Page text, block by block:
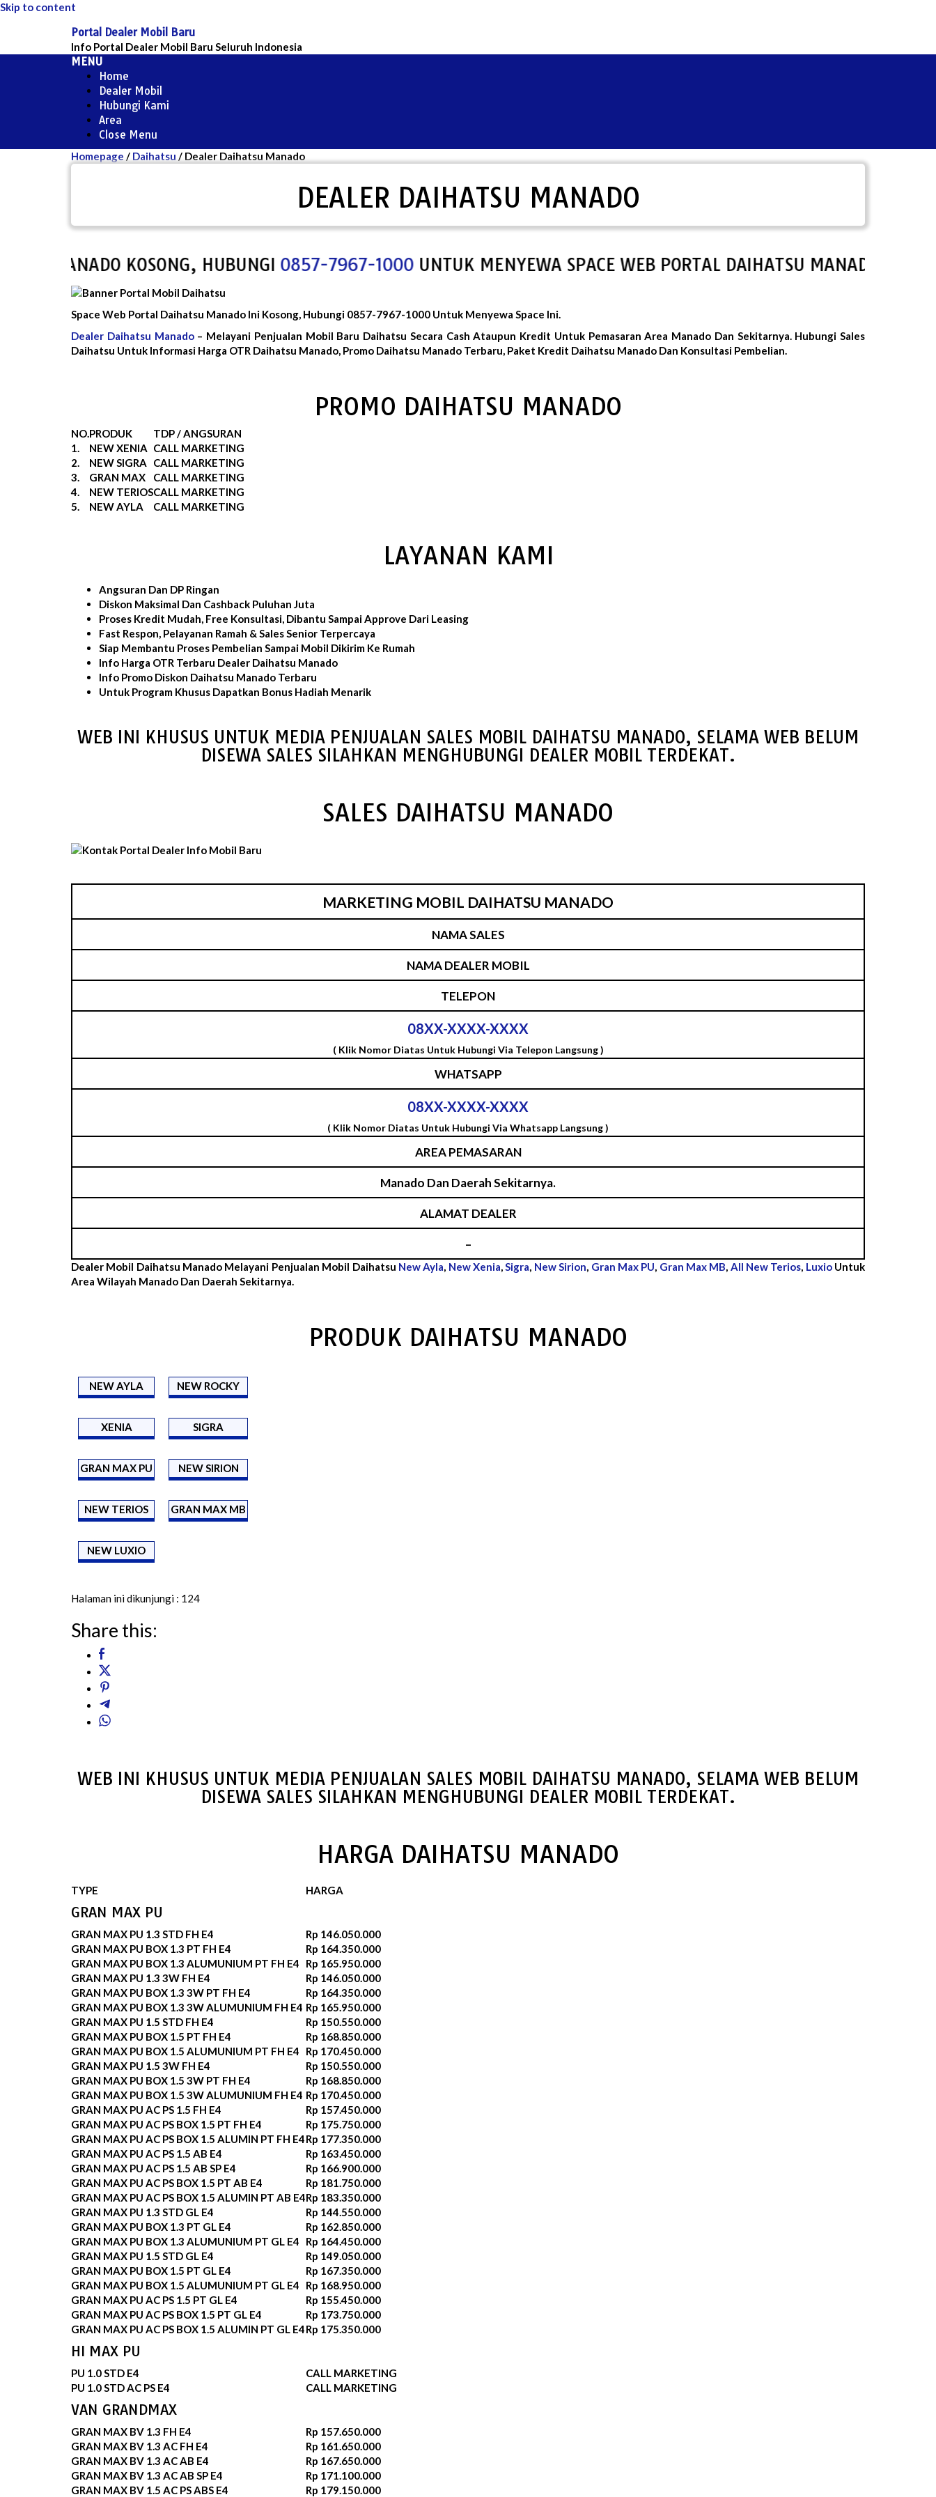
Skip to content
Portal Dealer Mobil Baru
Info Portal Dealer Mobil Baru Seluruh Indonesia
MENU
Home
Dealer Mobil
Hubungi Kami
Area
Close Menu
Homepage / Daihatsu / Dealer Daihatsu Manado
DEALER DAIHATSU MANADO
MANADO KOSONG, HUBUNGI0857-7967-1000UNTUK MENYEWA SPACE WEB PORTAL DAIHATSU MANADO.
Space Web Portal Daihatsu Manado Ini Kosong, Hubungi 0857-7967-1000 Untuk Menyewa Space Ini.
Dealer Daihatsu Manado– Melayani Penjualan Mobil Baru Daihatsu Secara Cash Ataupun Kredit Untuk Pemasaran Area Manado Dan Sekitarnya. Hubungi Sales
Daihatsu Untuk Informasi Harga OTR Daihatsu Manado, Promo Daihatsu Manado Terbaru, Paket Kredit Daihatsu Manado Dan Konsultasi Pembelian.
PROMO DAIHATSU MANADO
NO.PRODUK
TDP / ANGSURAN
1.
NEW XENIA CALL MARKETING
2.
NEW SIGRA
CALL MARKETING
3.
GRAN MAX
CALL MARKETING
4.
NEW TERIOSCALL MARKETING
5.
NEW AYLA CALL MARKETING
LAYANAN KAMI
Angsuran Dan DP Ringan
Diskon Maksimal Dan Cashback Puluhan Juta
Proses Kredit Mudah, Free Konsultasi, Dibantu Sampai Approve Dari Leasing
Fast Respon, Pelayanan Ramah & Sales Senior Terpercaya
Siap Membantu Proses Pembelian Sampai Mobil Dikirim Ke Rumah
Info Harga OTR Terbaru Dealer Daihatsu Manado
Info Promo Diskon Daihatsu Manado Terbaru
Untuk Program Khusus Dapatkan Bonus Hadiah Menarik
WEB INI KHUSUS UNTUK MEDIA PENJUALAN SALES MOBIL DAIHATSU MANADO, SELAMA WEB BELUM
DISEWA SALES SILAHKAN MENGHUBUNGI DEALER MOBIL TERDEKAT.
SALES DAIHATSU MANADO
MARKETING MOBIL DAIHATSU MANADO
NAMA SALES
NAMA DEALER MOBIL
TELEPON
08XX-XXXX-XXXX
( Klik Nomor Diatas Untuk Hubungi Via Telepon Langsung )
WHATSAPP
08XX-XXXX-XXXX
( Klik Nomor Diatas Untuk Hubungi Via Whatsapp Langsung )
AREA PEMASARAN
Manado Dan Daerah Sekitarnya.
ALAMAT DEALER
–
Dealer Mobil Daihatsu Manado Melayani Penjualan Mobil Daihatsu New Ayla, New Xenia,Sigra, New Sirion, Gran Max PU, Gran Max MB, All New Terios, LuxioUntuk
Area Wilayah Manado Dan Daerah Sekitarnya.
PRODUK DAIHATSU MANADO
NEW AYLA NEW ROCKY
XENIA SIGRA
GRAN MAX PU NEW SIRION
NEW TERIOS GRAN MAX MB
NEW LUXIO
Halaman ini dikunjungi : 124
Share this:
WEB INI KHUSUS UNTUK MEDIA PENJUALAN SALES MOBIL DAIHATSU MANADO, SELAMA WEB BELUM
DISEWA SALES SILAHKAN MENGHUBUNGI DEALER MOBIL TERDEKAT.
HARGA DAIHATSU MANADO
TYPE HARGA
GRAN MAX PU
GRAN MAX PU 1.3 STD FH E4
Rp 146.050.000
GRAN MAX PU BOX 1.3 PT FH E4
Rp 164.350.000
GRAN MAX PU BOX 1.3 ALUMUNIUM PT FH E4
Rp 165.950.000
GRAN MAX PU 1.3 3W FH E4
Rp 146.050.000
GRAN MAX PU BOX 1.3 3W PT FH E4
Rp 164.350.000
GRAN MAX PU BOX 1.3 3W ALUMUNIUM FH E4 Rp 165.950.000
GRAN MAX PU 1.5 STD FH E4
Rp 150.550.000
GRAN MAX PU BOX 1.5 PT FH E4
Rp 168.850.000
GRAN MAX PU BOX 1.5 ALUMUNIUM PT FH E4
Rp 170.450.000
GRAN MAX PU 1.5 3W FH E4
Rp 150.550.000
GRAN MAX PU BOX 1.5 3W PT FH E4
Rp 168.850.000
GRAN MAX PU BOX 1.5 3W ALUMUNIUM FH E4 Rp 170.450.000
GRAN MAX PU AC PS 1.5 FH E4
Rp 157.450.000
GRAN MAX PU AC PS BOX 1.5 PT FH E4
Rp 175.750.000
GRAN MAX PU AC PS BOX 1.5 ALUMIN PT FH E4Rp 177.350.000
GRAN MAX PU AC PS 1.5 AB E4
Rp 163.450.000
GRAN MAX PU AC PS 1.5 AB SP E4
Rp 166.900.000
GRAN MAX PU AC PS BOX 1.5 PT AB E4
Rp 181.750.000
GRAN MAX PU AC PS BOX 1.5 ALUMIN PT AB E4Rp 183.350.000
GRAN MAX PU 1.3 STD GL E4
Rp 144.550.000
GRAN MAX PU BOX 1.3 PT GL E4
Rp 162.850.000
GRAN MAX PU BOX 1.3 ALUMUNIUM PT GL E4
Rp 164.450.000
GRAN MAX PU 1.5 STD GL E4
Rp 149.050.000
GRAN MAX PU BOX 1.5 PT GL E4
Rp 167.350.000
GRAN MAX PU BOX 1.5 ALUMUNIUM PT GL E4
Rp 168.950.000
GRAN MAX PU AC PS 1.5 PT GL E4
Rp 155.450.000
GRAN MAX PU AC PS BOX 1.5 PT GL E4
Rp 173.750.000
GRAN MAX PU AC PS BOX 1.5 ALUMIN PT GL E4Rp 175.350.000
HI MAX PU
PU 1.0 STD E4
CALL MARKETING
PU 1.0 STD AC PS E4
CALL MARKETING
VAN GRANDMAX
GRAN MAX BV 1.3 FH E4
Rp 157.650.000
GRAN MAX BV 1.3 AC FH E4
Rp 161.650.000
GRAN MAX BV 1.3 AC AB E4
Rp 167.650.000
GRAN MAX BV 1.3 AC AB SP E4
Rp 171.100.000
GRAN MAX BV 1.5 AC PS ABS E4
Rp 179.150.000